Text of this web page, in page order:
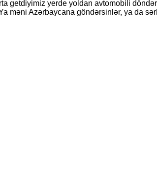
getdiyimiz yerde yoldan avtomobili
məni Azərbaycana göndərsinlər, ya da